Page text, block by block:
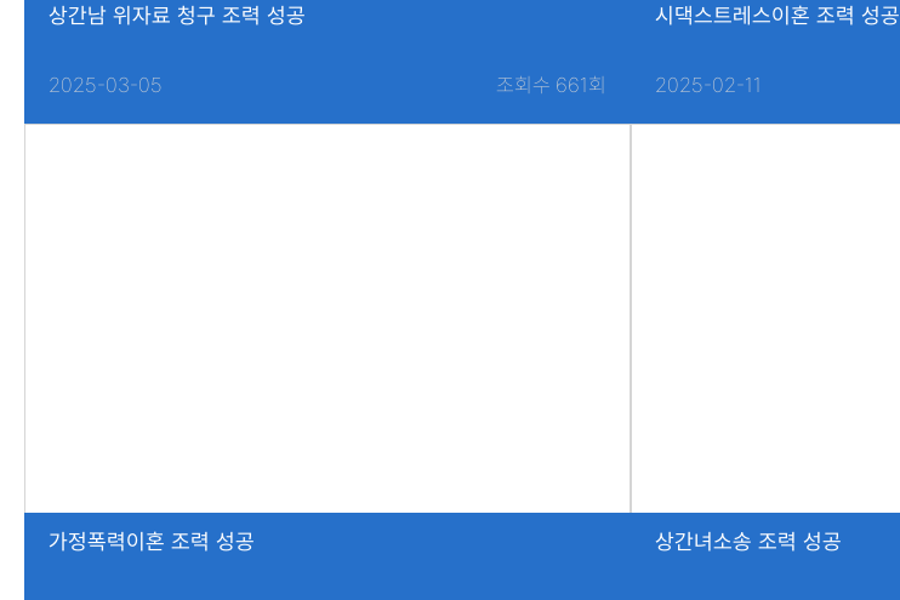
상간남 위자료 청구 조력 성공
2025-03-05 조회수 661회
시댁스트레스이혼 조력 성공
2025-02-11
가정폭력이혼 조력 성공 상간녀소송 조력 성공